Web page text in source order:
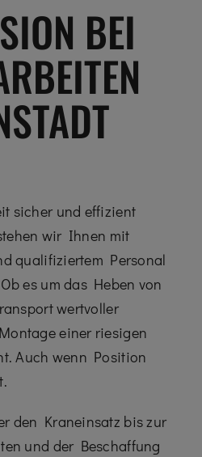
BEI
sicher und effizient
wir Ihnen mit
qualifiziertem Personal
es um das Heben von
wertvoller
einer riesigen
Auch wenn Position
den Kraneinsatz bis zur
und der Beschaffung